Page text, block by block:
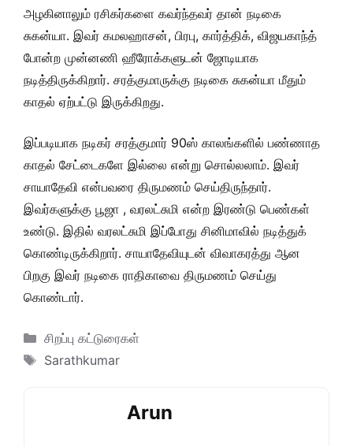
அழகினாலும் ரசிகர்களை கவர்ந்தவர் தான் நடிகை
சுகன்யா. இவர் கமலஹாசன், பிரபு, கார்த்திக், விஜயகாந்த்
போன்ற முன்னணி ஹீரோக்களுடன் ஜோடியாக
நடித்திருக்கிறார். சரத்குமாருக்கு நடிகை சுகன்யா மீதும்
காதல் ஏற்பட்டு இருக்கிறது.
இப்படியாக நடிகர் சரத்குமார் 90ஸ் காலங்களில் பண்ணாத
காதல் சேட்டைகளே இல்லை என்று சொல்லலாம். இவர்
சாயாதேவி என்பவரை திருமணம் செய்திருந்தார்.
இவர்களுக்கு பூஜா , வரலட்சுமி என்ற இரண்டு பெண்கள்
உண்டு. இதில் வரலட்சுமி இப்போது சினிமாவில் நடித்துக்
கொண்டிருக்கிறார். சாயாதேவியுடன் விவாகரத்து ஆன
பிறகு இவர் நடிகை ராதிகாவை திருமணம் செய்து
கொண்டார்.
Categories
சிறப்பு கட்டுரைகள்
Tags
Sarathkumar
Arun